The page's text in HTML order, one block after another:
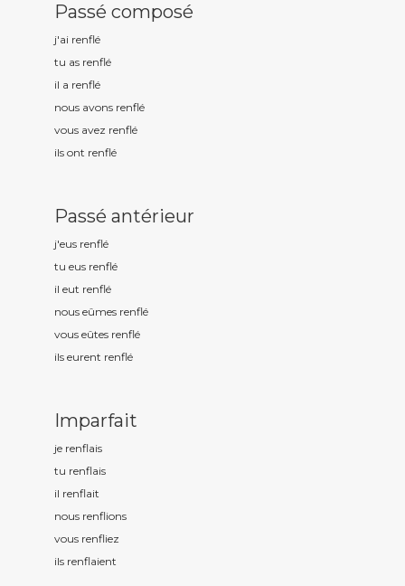
Passé composé
j'ai renflé
tu as renflé
il a renflé
nous avons renflé
vous avez renflé
ils ont renflé
Passé antérieur
j'eus renflé
tu eus renflé
il eut renflé
nous eûmes renflé
vous eûtes renflé
ils eurent renflé
Imparfait
je renflais
tu renflais
il renflait
nous renflions
vous renfliez
ils renflaient